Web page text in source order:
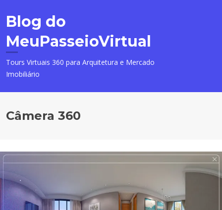
para
conteúdo
Blog do
MeuPasseioVirtual
Tours Virtuais 360 para Arquitetura e Mercado
Imobiliário
Câmera 360